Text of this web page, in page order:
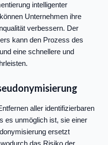
intelligenter
Unternehmen ihre
verbessern. Der
kann den Prozess des
eine schnellere und
aller identifizierbaren
es unmöglich ist, sie einer
ersetzt